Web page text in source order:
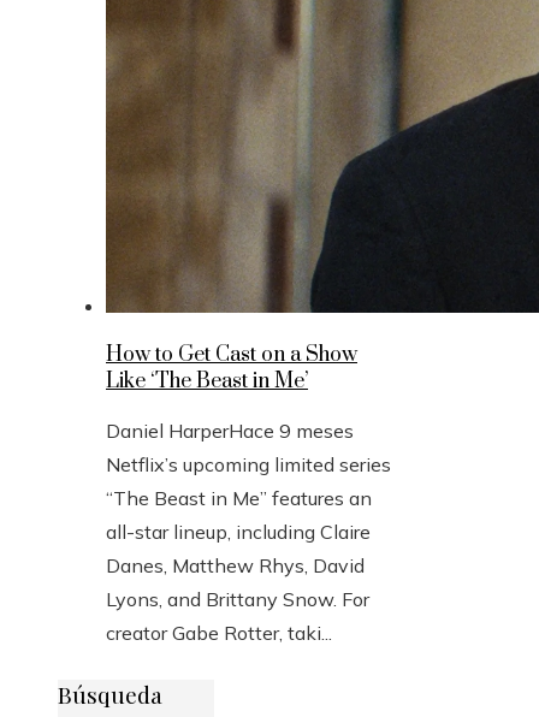
How to Get Cast on a Show
Like ‘The Beast in Me’
Daniel HarperHace 9 meses
Netflix’s upcoming limited series
“The Beast in Me” features an
all-star lineup, including Claire
Danes, Matthew Rhys, David
Lyons, and Brittany Snow. For
creator Gabe Rotter, taki...
Búsqueda